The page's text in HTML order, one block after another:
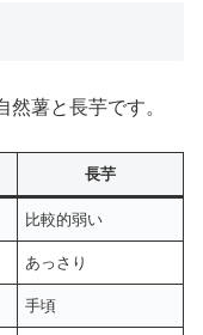
薯と長芋です。
長芋
比較的弱い
あっさり
手頃